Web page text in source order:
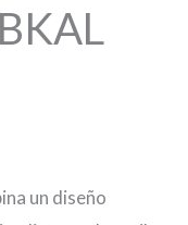
un diseño